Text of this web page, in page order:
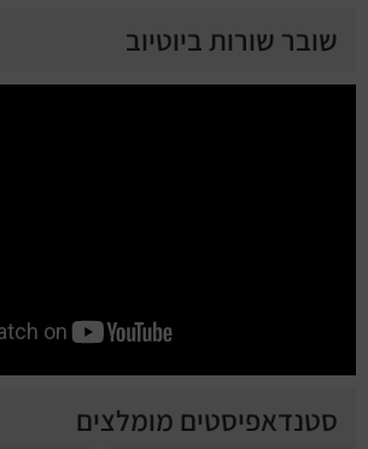
שובר שורות ביוטיוב
סטנדאפיסטים מומלצים